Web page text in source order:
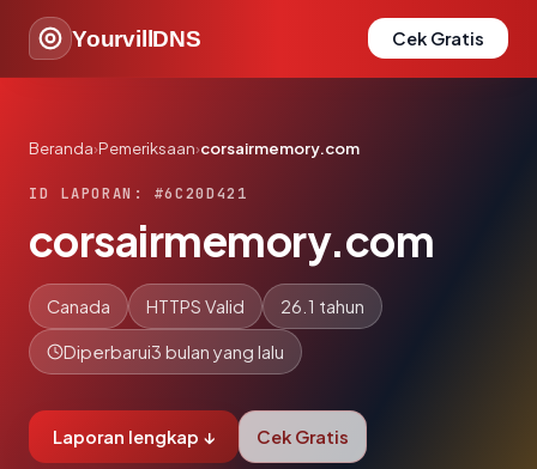
YourvillDNS Cek Gratis
Beranda›Pemeriksaan›corsairmemory.com
ID LAPORAN: #6C20D421
corsairmemory.com
Canada HTTPS Valid 26.1 tahun
Diperbarui3 bulan yang lalu
Laporan lengkap ↓ Cek Gratis